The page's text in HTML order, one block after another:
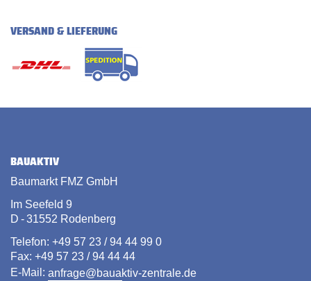
VERSAND & LIEFERUNG
BAUAKTIV
Baumarkt FMZ GmbH
Im Seefeld 9
D - 31552 Rodenberg
Telefon: +49 57 23 / 94 44 99 0
Fax: +49 57 23 / 94 44 44
E-Mail: anfrage@bauaktiv-zentrale.de